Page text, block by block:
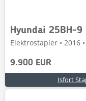
Hyundai 25BH-9
Elektrostapler • 2016
9.900 EUR
Isfort